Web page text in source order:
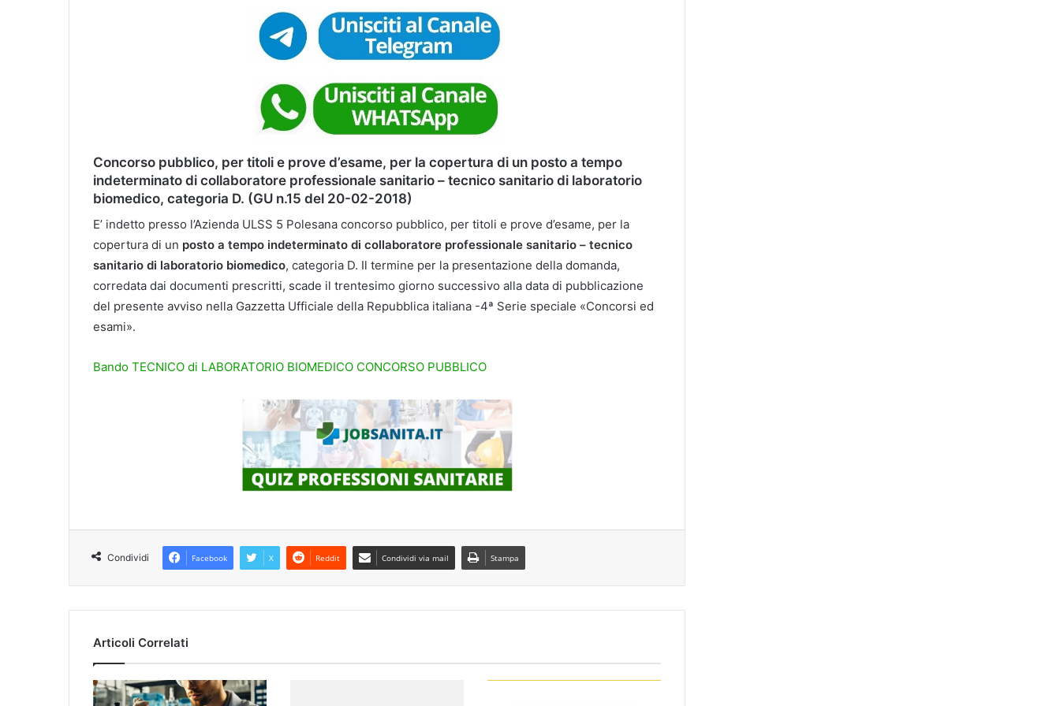
Concorso pubblico, per titoli e prove d’esame, per la copertura di un posto a tempo
indeterminato di collaboratore professionale sanitario – tecnico sanitario di laboratorio
biomedico, categoria D. (GU n.15 del 20-02-2018)
E’ indetto presso l’Azienda ULSS 5 Polesana concorso pubblico, per titoli e prove d’esame, per la
copertura di un posto a tempo indeterminato di collaboratore professionale sanitario – tecnico
sanitario di laboratorio biomedico, categoria D. Il termine per la presentazione della domanda,
corredata dai documenti prescritti, scade il trentesimo giorno successivo alla data di pubblicazione
del presente avviso nella Gazzetta Ufficiale della Repubblica italiana -4ª Serie speciale «Concorsi ed
esami».
Bando TECNICO di LABORATORIO BIOMEDICO CONCORSO PUBBLICO
Condividi Facebook X Reddit Condividi via mail Stampa
Articoli Correlati